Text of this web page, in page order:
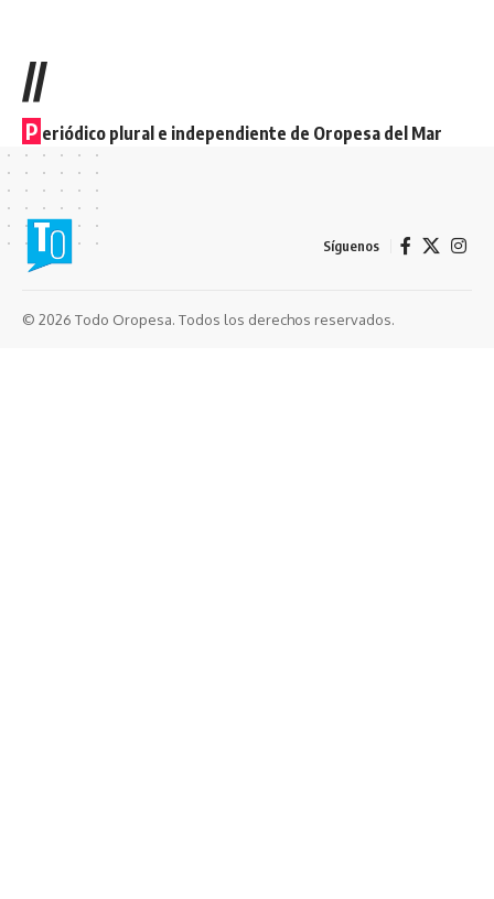
//
P eriódico plural e independiente de Oropesa del Mar
Síguenos
© 2026 Todo Oropesa. Todos los derechos reservados.